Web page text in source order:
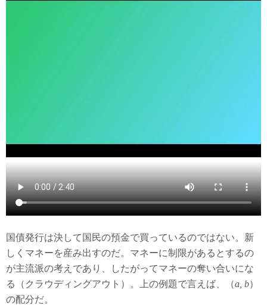
国債発行は決して国民の預金で買っているのではない。新
しくマネーを産み出すのだ。マネーに制限があるとするの
が主流派の考えであり、したがってマネーの奪い合いにな
る（クラウディングアウト）。上の例題で言えば、（a, b）
の配分だ。